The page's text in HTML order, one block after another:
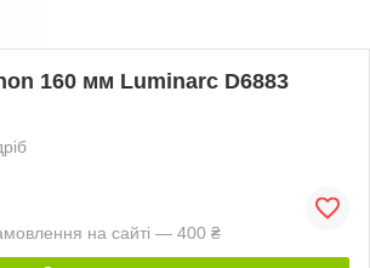
160 мм Luminarc D6883
на сайті — 400 ₴